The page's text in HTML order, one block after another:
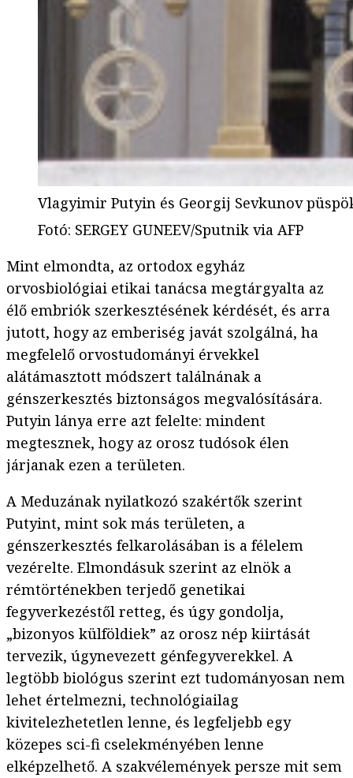
Vlagyimir Putyin és Georgij Sevkunov
Fotó: SERGEY GUNEEV/Sputnik via AFP
Mint elmondta, az ortodox egyház
orvosbiológiai etikai tanácsa megtárgyalta az
élő embriók szerkesztésének kérdését, és arra
jutott, hogy az emberiség javát szolgálná, ha
megfelelő orvostudományi érvekkel
alátámasztott módszert találnának a
génszerkesztés biztonságos megvalósítására.
Putyin lánya erre azt felelte: mindent
megtesznek, hogy az orosz tudósok élen
járjanak ezen a területen.
A Meduzának nyilatkozó szakértők szerint
Putyint, mint sok más területen, a
génszerkesztés felkarolásában is a félelem
vezérelte. Elmondásuk szerint az elnök a
rémtörténekben terjedő genetikai
fegyverkezéstől retteg, és úgy gondolja,
„bizonyos külföldiek” az orosz nép kiirtását
tervezik, úgynevezett génfegyverekkel. A
legtöbb biológus szerint ezt tudományosan nem
lehet értelmezni, technológiailag
kivitelezhetetlen lenne, és legfeljebb egy
közepes sci-fi cselekményében lenne
elképzelhető. A szakvélemények persze mit sem